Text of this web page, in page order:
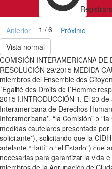
Anterior 1 / 6
Próximo
Vista normal
COMISIÓN INTERAMERICANA DE
RESOLUCIÓN 29/2015 MEDIDA
miembros del Ensemble des
´Egalité des Droits de l´Homme
2015 I.INTRODUCCIÓN 1. El 20
Interamericana de Derechos
Interamericana”, “la Comisión” o
medidas cautelares presentada por
solicitante”), solicitando que la
adelante “Haití” o “el Estado”) que
necesarias para garantizar la vida
miembros de la Agrupación de